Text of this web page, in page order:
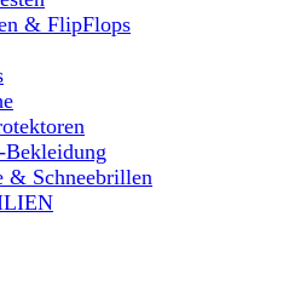
& FlipFlops
& Schneebrillen